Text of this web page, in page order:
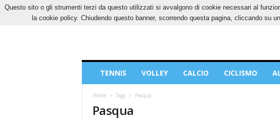
GIOVEDÌ, 6 AGOSTO 2026 CONTATTI COOKIES PRIVACY
Sport
TENNIS VOLLEY CALCIO CICLISMO
Home Tags Pasqua
Pasqua
Questo sito o gli strumenti terzi da questo utilizzati si avvalgono di cookie necessari al
la cookie policy. Chiudendo questo banner, scorrendo questa pagina, cliccando su